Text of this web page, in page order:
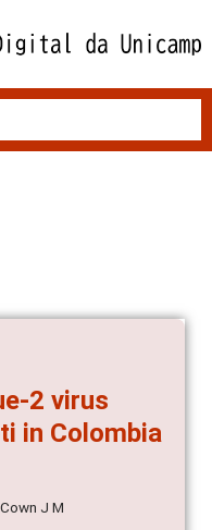
2 virus
in Colombia
J M